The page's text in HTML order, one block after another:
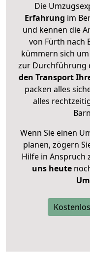
Die
Erfahrung im
und kennen die
von Fürth nach
kümmern sich
zur Durchführung
den Transport
packen alles
alles
Wenn Sie einen
planen, zögern
Hilfe in Anspruch
uns heute